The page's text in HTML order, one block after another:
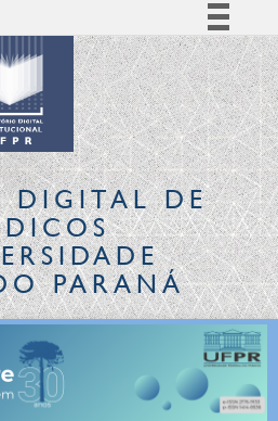
Simplifique!
Comunica BR
Participe
Acesso à informação
Legislação
Canais
DIGITALDE
PARANÁ